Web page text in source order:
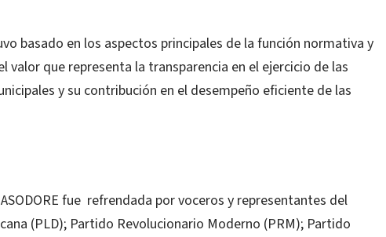
basado en los aspectos principales de la función normativa y
valor que representa la transparencia en el ejercicio de las
y su contribución en el desempeño eficiente de las
fue refrendada por voceros y representantes del
(PLD); Partido Revolucionario Moderno (PRM); Partido